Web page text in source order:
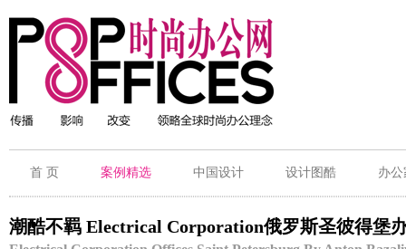
首 页 案例精选 中国设计 设计图酷 办
潮酷不羁 Electrical Corporation俄罗斯圣彼得堡